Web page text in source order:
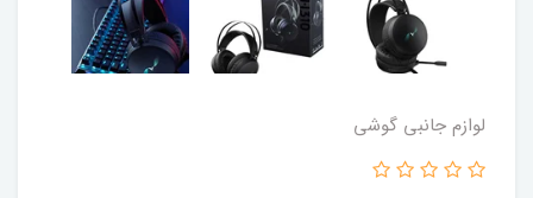
لوازم جانبی گوشی